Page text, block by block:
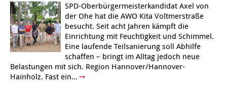
SPD-Oberbürgermeisterkandidat Axel von
der Ohe hat die AWO Kita Voltmerstraße
besucht. Seit acht Jahren kämpft die
Einrichtung mit Feuchtigkeit und Schimmel.
Eine laufende Teilsanierung soll Abhilfe
schaffen – bringt im Alltag jedoch neue
Belastungen mit sich. Region Hannover/Hannover-
Hainholz. Fast ein...